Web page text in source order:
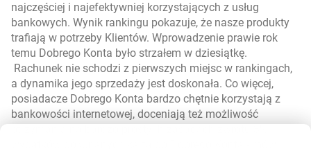
najczęściej i najefektywniej korzystających z usług
bankowych. Wynik rankingu pokazuje, że nasze produkty
trafiają w potrzeby Klientów. Wprowadzenie prawie rok
temu Dobrego Konta było strzałem w dziesiątkę.
Rachunek nie schodzi z pierwszych miejsc w rankingach,
a dynamika jego sprzedaży jest doskonała. Co więcej,
posiadacze Dobrego Konta bardzo chętnie korzystają z
bankowości internetowej, doceniają też możliwość